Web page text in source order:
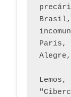
Paris,